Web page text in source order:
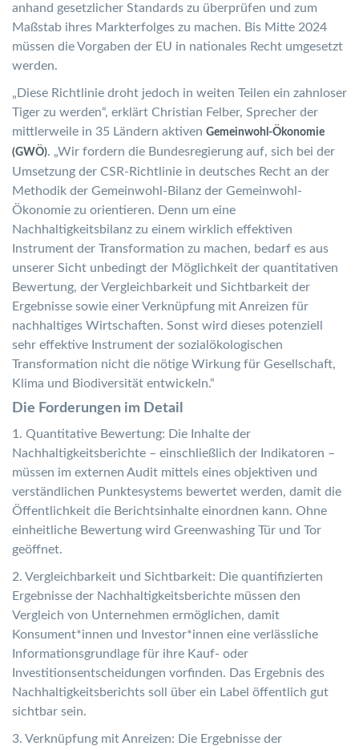
anhand gesetzlicher Standards zu überprüfen und zum
Maßstab ihres Markterfolges zu machen. Bis Mitte 2024
müssen die Vorgaben der EU in nationales Recht umgesetzt
werden.
„Diese Richtlinie droht jedoch in weiten Teilen ein zahnloser
Tiger zu werden“, erklärt Christian Felber, Sprecher der
mittlerweile in 35 Ländern aktiven Gemeinwohl-Ökonomie
(GWÖ). „Wir fordern die Bundesregierung auf, sich bei der
Umsetzung der CSR-Richtlinie in deutsches Recht an der
Methodik der Gemeinwohl-Bilanz der Gemeinwohl-
Ökonomie zu orientieren. Denn um eine
Nachhaltigkeitsbilanz zu einem wirklich effektiven
Instrument der Transformation zu machen, bedarf es aus
unserer Sicht unbedingt der Möglichkeit der quantitativen
Bewertung, der Vergleichbarkeit und Sichtbarkeit der
Ergebnisse sowie einer Verknüpfung mit Anreizen für
nachhaltiges Wirtschaften. Sonst wird dieses potenziell
sehr effektive Instrument der sozialökologischen
Transformation nicht die nötige Wirkung für Gesellschaft,
Klima und Biodiversität entwickeln.“
Die Forderungen im Detail
1. Quantitative Bewertung: Die Inhalte der
Nachhaltigkeitsberichte – einschließlich der Indikatoren –
müssen im externen Audit mittels eines objektiven und
verständlichen Punktesystems bewertet werden, damit die
Öffentlichkeit die Berichtsinhalte einordnen kann. Ohne
einheitliche Bewertung wird Greenwashing Tür und Tor
geöffnet.
2. Vergleichbarkeit und Sichtbarkeit: Die quantifizierten
Ergebnisse der Nachhaltigkeitsberichte müssen den
Vergleich von Unternehmen ermöglichen, damit
Konsument*innen und Investor*innen eine verlässliche
Informationsgrundlage für ihre Kauf- oder
Investitionsentscheidungen vorfinden. Das Ergebnis des
Nachhaltigkeitsberichts soll über ein Label öffentlich gut
sichtbar sein.
3. Verknüpfung mit Anreizen: Die Ergebnisse der